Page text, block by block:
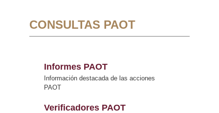
CONSULTAS PAOT
Informes PAOT
Información destacada de las acciones
PAOT
Verificadores PAOT